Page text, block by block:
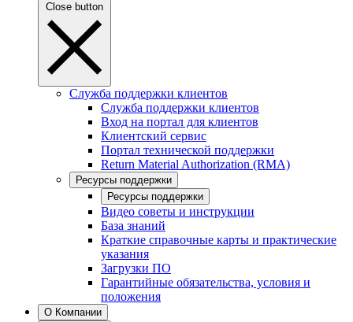
Close button
Служба поддержки клиентов
Служба поддержки клиентов
Вход на портал для клиентов
Клиентский сервис
Портал технической поддержки
Return Material Authorization (RMA)
Ресурсы поддержки
Ресурсы поддержки
Видео советы и инструкции
База знаний
Краткие справочные карты и практические
указания
Загрузки ПО
Гарантийные обязательства, условия и
положения
О Компании